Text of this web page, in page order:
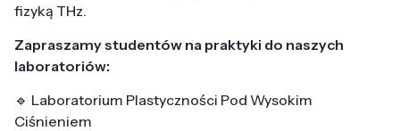
fizyką THz.
Zapraszamy studentów na praktyki do naszych
laboratoriów:
🔹 Laboratorium Plastyczności Pod Wysokim
Ciśnieniem